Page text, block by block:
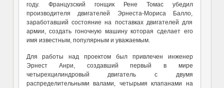
году. Французский гонщик Рене Томас убедил
производителя двигателей Эрнеста-Мориса Балло,
заработавший состояние на поставках двигателей для
армии, создать гоночную машину которая сделает его
имя известным, популярным и уважаемым.
Для работы над проектом был привлечен инженер
Эрнест Анри, создавший первый в мире
четырехцилиндровый двигатель с двумя
распределительными валами, четырьмя клапанами на